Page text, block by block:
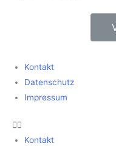
Kontakt
Datenschutz
Impressum
Kontakt